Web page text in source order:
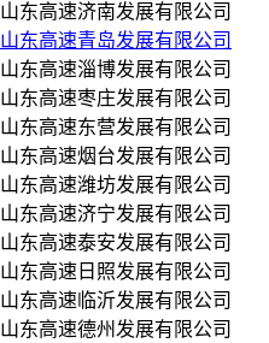
山东高速济南发展有限公司
山东高速青岛发展有限公司
山东高速淄博发展有限公司
山东高速枣庄发展有限公司
山东高速东营发展有限公司
山东高速烟台发展有限公司
山东高速潍坊发展有限公司
山东高速济宁发展有限公司
山东高速泰安发展有限公司
山东高速日照发展有限公司
山东高速临沂发展有限公司
山东高速德州发展有限公司